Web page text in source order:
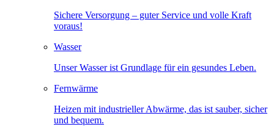
Sichere Versorgung – guter Service und volle Kraft
voraus!
Wasser
Unser Wasser ist Grundlage für ein gesundes Leben.
Fernwärme
Heizen mit industrieller Abwärme, das ist sauber, sicher
und bequem.